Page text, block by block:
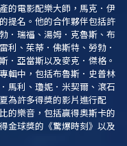
的電影配樂大師，馬克．伊
提名。他的合作夥伴包括許
．瑞福、湯姆．克魯斯、布
利、茱蒂．佛斯特、勞勃．
．亞當斯以及麥克．傑格。
輯中，包括布魯斯．史普林
馬利、瓊妮．米契爾、滾石
為許多得獎的影片進行配
的樂音，包括贏得奧斯卡的
金球獎的 《驚爆時刻》 以及